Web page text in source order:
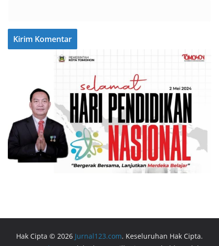
Hak Cipta © 2026 Jurnal123.com. Keseluruhan Hak Cipta.